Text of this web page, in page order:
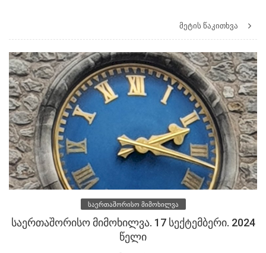
მეტის წაკითხვა
საერთაშორისო მიმოხილვა
საერთაშორისო მიმოხილვა. 17 სექტემბერი. 2024
წელი